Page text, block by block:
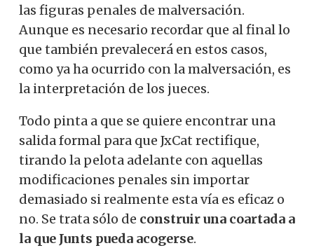
las figuras penales de malversación.
Aunque es necesario recordar que al final lo
que también prevalecerá en estos casos,
como ya ha ocurrido con la malversación, es
la interpretación de los jueces.
Todo pinta a que se quiere encontrar una
salida formal para que JxCat rectifique,
tirando la pelota adelante con aquellas
modificaciones penales sin importar
demasiado si realmente esta vía es eficaz o
no. Se trata sólo de construir una coartada a
la que Junts pueda acogerse.